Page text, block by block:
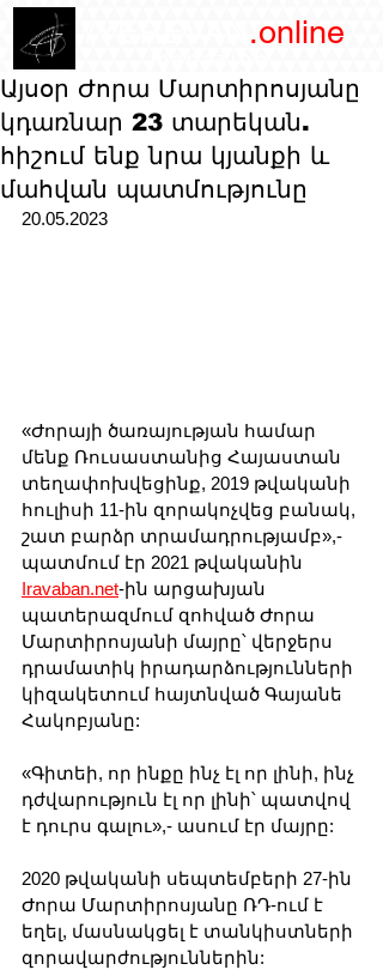
.online
Այսօր Ժորա Մարտիրոսյանը
կդառնար 23 տարեկան.
հիշում ենք նրա կյանքի և
մահվան պատմությունը
20.05.2023
«Ժորայի ծառայության համար
մենք Ռուսաստանից Հայաստան
տեղափոխվեցինք, 2019 թվականի
հուլիսի 11-ին զորակոչվեց բանակ,
շատ բարձր տրամադրությամբ»,-
պատմում էր 2021 թվականին
Iravaban.net-ին արցախյան
պատերազմում զոհված Ժորա
Մարտիրոսյանի մայրը՝ վերջերս
դրամատիկ իրադարձությունների
կիզակետում հայտնված Գայանե
Հակոբյանը:
«Գիտեի, որ ինքը ինչ էլ որ լինի, ինչ
դժվարություն էլ որ լինի՝ պատվով
է դուրս գալու»,- ասում էր մայրը:
2020 թվականի սեպտեմբերի 27-ին
Ժորա Մարտիրոսյանը ՌԴ-ում է
եղել, մասնակցել է տանկիստների
զորավարժություններին: